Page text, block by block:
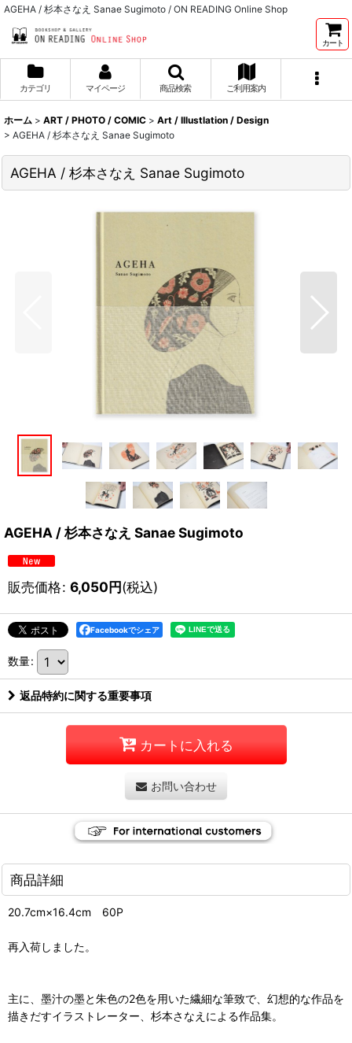
AGEHA / 杉本さなえ Sanae Sugimoto / ON READING Online Shop
カート
カテゴリ マイページ 商品検索 ご利用案内
ホーム > ART / PHOTO / COMIC > Art / Illustlation / Design
> AGEHA / 杉本さなえ Sanae Sugimoto
AGEHA / 杉本さなえ Sanae Sugimoto
AGEHA / 杉本さなえ Sanae Sugimoto
販売価格: 6,050円(税込)
Facebookでシェア
数量:
返品特約に関する重要事項
カートに入れる
お問い合わせ
商品詳細
20.7cm×16.4cm 60P
再入荷しました。
主に、墨汁の墨と朱色の2色を用いた繊細な筆致で、幻想的な作品を
描きだすイラストレーター、杉本さなえによる作品集。